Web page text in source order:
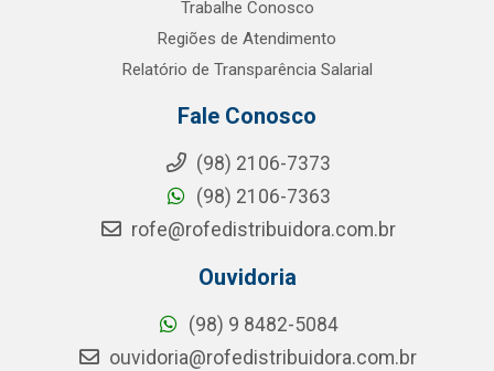
Trabalhe Conosco
Regiões de Atendimento
Relatório de Transparência Salarial
Fale Conosco
(98) 2106-7373
(98) 2106-7363
rofe@rofedistribuidora.com.br
Ouvidoria
(98) 9 8482-5084
ouvidoria@rofedistribuidora.com.br